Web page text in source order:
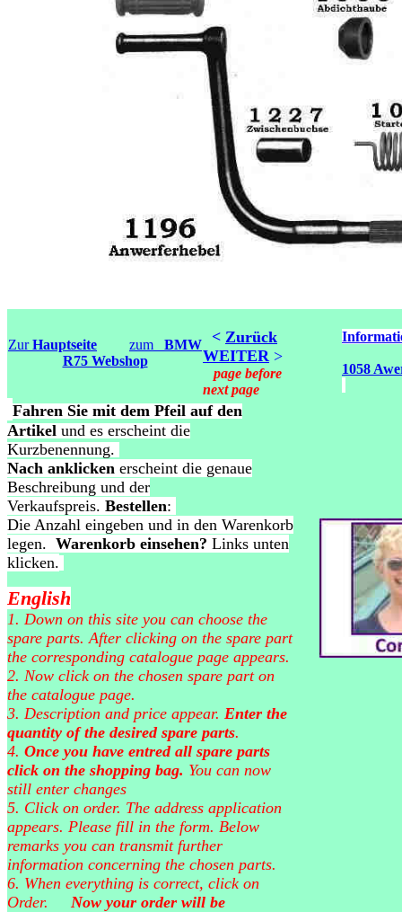
ZurHauptseite zum
BMW
R75 Webshop
< Zurück
WEITER >
page before
next page
1058
Fahren Sie mit dem Pfeil auf den
Artikel und es erscheint die
Kurzbenennung.
Nach anklicken erscheint die genaue
Beschreibung und der
Verkaufspreis. Bestellen:
Die Anzahl eingeben und in den Warenkorb
legen. Warenkorb einsehen? Links unten
klicken.
English
1. Down on this site you can choose the
spare parts. After clicking on the spare part
the corresponding catalogue page appears.
2. Now click on the chosen spare part on
the catalogue page.
3. Description and price appear. Enter the
quantity of the desired spare parts.
4. Once you have entred all spare parts
click on the shopping bag. You can now
still enter changes
5. Click on order. The address application
appears. Please fill in the form. Below
remarks you can transmit further
information concerning the chosen parts.
6. When everything is correct, click on
Order.
Now your order will be